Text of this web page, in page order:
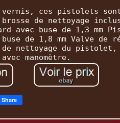
vernis, ces pistolets
de nettoyage
buse de 1,3 mm
de 1,8 mm Valve de
de nettoyage du
manomètre.
Share